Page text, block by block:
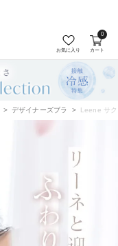
お気に入り カート
0
デザイナーズブラ Leene サ